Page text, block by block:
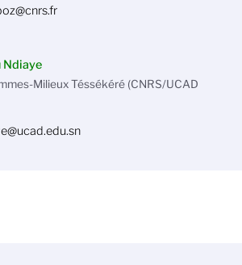
Ndiaye
Milieux Téssékéré (CNRS/UCAD